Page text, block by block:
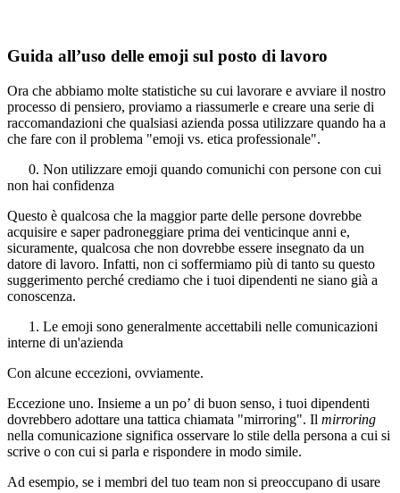
Guida all’uso delle emoji sul posto di lavoro
Ora che abbiamo molte statistiche su cui lavorare e avviare il nostro
processo di pensiero, proviamo a riassumerle e creare una serie di
raccomandazioni che qualsiasi azienda possa utilizzare quando ha a
che fare con il problema "emoji vs. etica professionale".
0. Non utilizzare emoji quando comunichi con persone con cui
non hai confidenza
Questo è qualcosa che la maggior parte delle persone dovrebbe
acquisire e saper padroneggiare prima dei venticinque anni e,
sicuramente, qualcosa che non dovrebbe essere insegnato da un
datore di lavoro. Infatti, non ci soffermiamo più di tanto su questo
suggerimento perché crediamo che i tuoi dipendenti ne siano già a
conoscenza.
1. Le emoji sono generalmente accettabili nelle comunicazioni
interne di un'azienda
Con alcune eccezioni, ovviamente.
Eccezione uno. Insieme a un po’ di buon senso, i tuoi dipendenti
dovrebbero adottare una tattica chiamata "mirroring". Il mirroring
nella comunicazione significa osservare lo stile della persona a cui si
scrive o con cui si parla e rispondere in modo simile.
Ad esempio, se i membri del tuo team non si preoccupano di usare